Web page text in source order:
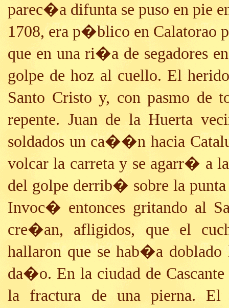
parec�a difunta se puso en pie
1708, era p�blico en Calatorao
que en una ri�a de segadores
golpe de hoz al cuello. El
Santo Cristo y, con pasmo de
repente. Juan de la Huerta
soldados un ca��n hacia
volcar la carreta y se agarr� a
del golpe derrib� sobre la
Invoc� entonces gritando al
cre�an, afligidos, que el
hallaron que se hab�a
da�o. En la ciudad de
la fractura de una pierna.